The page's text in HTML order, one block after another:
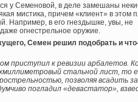
у Семеновой, в деле замешаны
мистика, причем «клиент» в этом
Например, в его гнездышке, увы, не
огнестрельное оружие.
Семен решил подобрать и
приступил к ревизии арбалетов.
стальной лист, то
позволяя всадить
погладил «девастатор»,